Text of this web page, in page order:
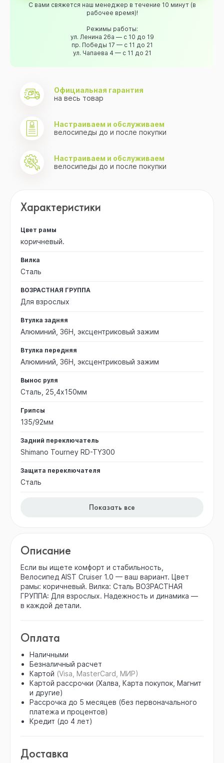
С вами свяжется наш менеджер в течение 10 минут (в
рабочее время)!
Режимы работы:
ул. Ленина 26а — с 10 до 19
пр. Победы 17 — с 11 до 21
ул. Чапаева 4 — с 11 до 21
Официальная гарантия
на весь товар
Настраиваем и обслуживаем
велосипеды до и после покупки
Настраиваем и обслуживаем
велосипеды до и после покупки
Характеристики
Цвет рамы
коричневый.
Вилка
Сталь
ВОЗРАСТНАЯ ГРУППА
Для взрослых
Втулка задняя
Алюминий, 36H, эксцентриковый зажим
Втулка передняя
Алюминий, 36H, эксцентриковый зажим
Вынос руля
Сталь, 25,4х150мм
Грипсы
135/92мм
Задний переключатель
Shimano Tourney RD-TY300
Защита переключателя
Сталь
Показать все
Описание
Если вы ищете комфорт и стабильность,
Велосипед AIST Cruiser 1.0 — ваш вариант. Цвет
рамы: коричневый. Вилка: Сталь ВОЗРАСТНАЯ
ГРУППА: Для взрослых. Надежность и динамика —
в каждой детали.
Оплата
Наличными
Безналичный расчет
Картой (Visa, MasterCard, МИР)
Картой рассрочки (Халва, Карта покупок, Магнит
и другие)
Рассрочка до 5 месяцев (без первоначального
платежа и процентов)
Кредит (до 4 лет)
Доставка